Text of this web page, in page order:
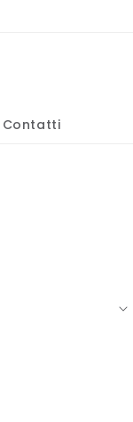
Contatti